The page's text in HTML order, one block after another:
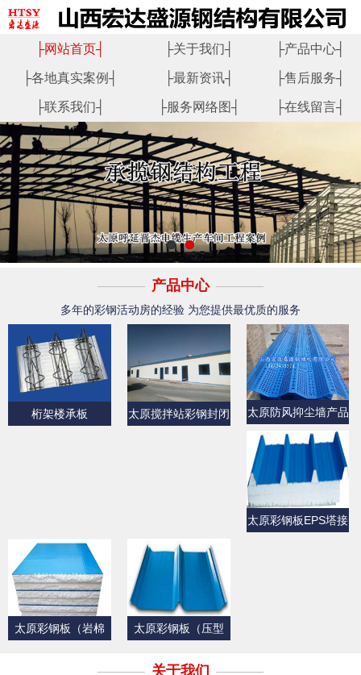
├网站首页┤ ├关于我们┤ ├产品中心┤
├各地真实案例┤ ├最新资讯┤ ├售后服务┤
├联系我们┤ ├服务网络图┤ ├在线留言┤
产品中心
多年的彩钢活动房的经验 为您提供最优质的服务
桁架楼承板
太原搅拌站彩钢封闭
太原防风抑尘墙产品
展示
太原彩钢板EPS塔接
太原彩钢板（岩棉
太原彩钢板（压型
关于我们